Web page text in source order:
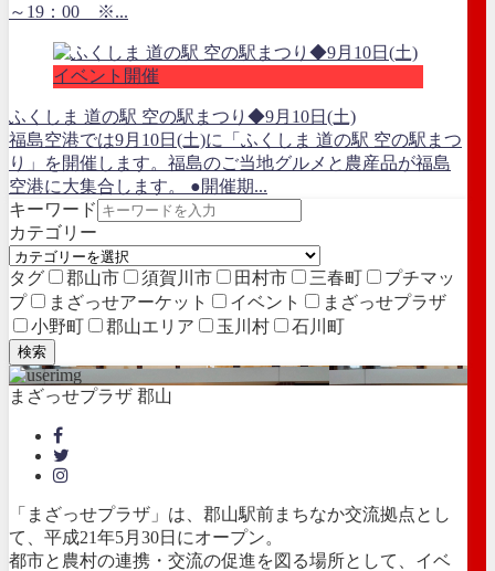
～19：00 ※...
イベント開催
ふくしま 道の駅 空の駅まつり◆9月10日(土)
福島空港では9月10日(土)に「ふくしま 道の駅 空の駅まつ
り」を開催します。福島のご当地グルメと農産品が福島
空港に大集合します。 ●開催期...
キーワード
カテゴリー
タグ 郡山市 須賀川市 田村市 三春町
プチマッ
プ
まざっせアーケット イベント
まざっせプラザ
小野町
郡山エリア 玉川村 石川町
検索
まざっせプラザ 郡山
「まざっせプラザ」は、郡山駅前まちなか交流拠点とし
て、平成21年5月30日にオープン。
都市と農村の連携・交流の促進を図る場所として、イベ